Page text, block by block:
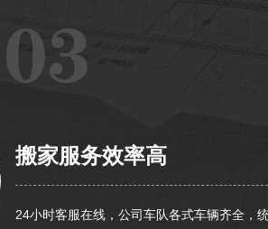
搬家服务效率高
24小时客服在线，公司车队各式车辆齐全，